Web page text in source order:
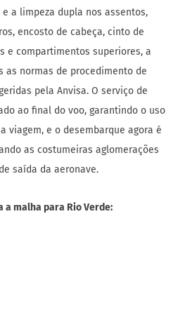
a limpeza dupla nos assentos,
encosto de cabeça, cinto de
e compartimentos superiores, a
as normas de procedimento de
pela Anvisa. O serviço de
ao final do voo, garantindo o uso
viagem, e o desembarque agora é
as costumeiras aglomerações
saída da aeronave.
a malha para Rio Verde: